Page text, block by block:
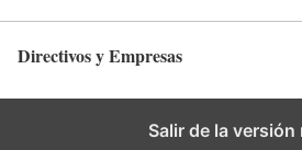
Directivos y Empresas
Salir de la versión